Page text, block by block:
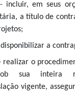
incluir, em seus
a título de
a
realizar o
sua inteira
vigente,